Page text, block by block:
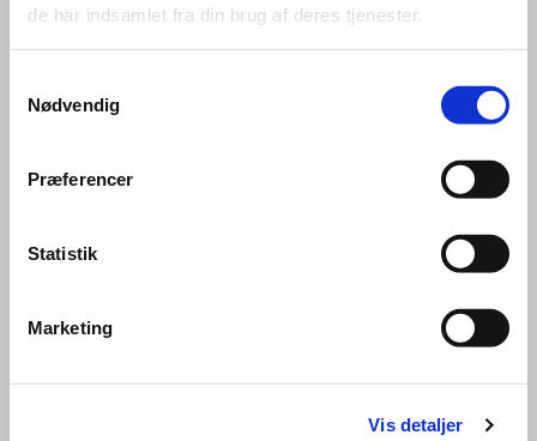
de har indsamlet fra din brug af deres tjenester.
Nødvendig
Præferencer
Statistik
Marketing
Vis detaljer
Tlf: 47 33 00 30